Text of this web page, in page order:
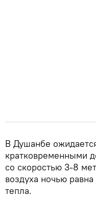
В Душанбе
кратковременными
со скоростью 3-8
воздуха ночью равна
тепла.